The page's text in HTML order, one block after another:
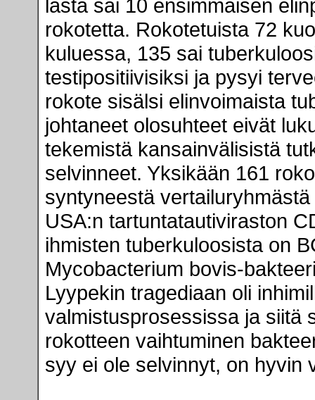
lasta sai 10 ensimmäisen
rokotetta. Rokotetuista 72
kuluessa, 135 sai
testipositiivisiksi ja pysyi
rokote sisälsi elinvoimaista
johtaneet olosuhteet eivät
tekemistä kansainvälisistä
selvinneet. Yksikään 161
syntyneestä
USA:n tartuntatautiviraston
ihmisten tuberkuloosista on
Mycobacterium bovis-
Lyypekin tragediaan oli
valmistusprosessissa ja siitä
rokotteen vaihtuminen
syy ei ole selvinnyt, on